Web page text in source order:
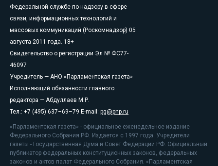
Федеральной службе по надзору в сфере
связи, информационных технологий и
массовых коммуникаций (Роскомнадзор) 05
августа 2011 года. 18+
Свидетельство о регистрации Эл № ФС77-
46097
Учредитель — АНО «Парламентская газета»
Исполняющий обязанности главного
редактора — Абдуллаев М.Р.
Тел.: +7 (495) 637–69–79 E-mail: pg@pnp.ru
«Парламентская газета» - официальное еженедельное издание
Федерального Собрания РФ. Издается с 1997 года. Учредители
газеты - Государственная Дума и Совет Федерации РФ. Официальный
публикатор федеральных конституционных законов, федеральных
законов и актов палат Федерального Собрания. «Парламентская